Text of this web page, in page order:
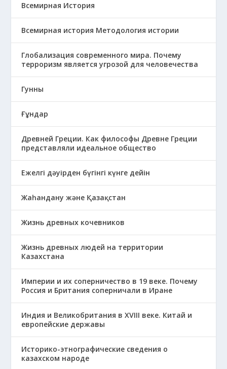
Всемирная История
Всемирная история Методология истории
Глобализация современного мира. Почему
терроризм является угрозой для человечества
Гунны
Ғұндар
Древней Греции. Как философы Древне Греции
представляли идеальное общество
Ежелгі дәуірден бүгінгі күнге дейін
Жаһандану және Қазақстан
Жизнь древных кочевников
Жизнь древных людей на территории
Казахстана
Империи и их соперничество в 19 веке. Почему
Россия и Британия соперничали в Иране
Индия и Великобритания в XVIII веке. Китай и
европейские державы
Историко-этнографические сведения о
казахском народе